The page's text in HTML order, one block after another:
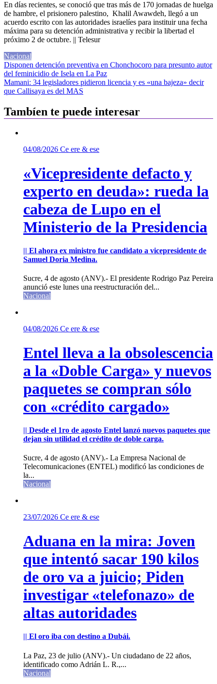
En días recientes, se conoció que tras más de 170 jornadas de huelga
de hambre, el prisionero palestino, Khalil Awawdeh, llegó a un
acuerdo escrito con las autoridades israelíes para instituir una fecha
máxima para su detención administrativa y recibir la libertad el
próximo 2 de octubre. || Telesur
Nacional
Navegación
de
entradas
Disponen detención preventiva en Chonchocoro para presunto autor
del feminicidio de Isela en La Paz
Mamani: 34 legisladores pidieron licencia y es «una bajeza» decir
que Callisaya es del MAS
Tambíen te puede interesar
04/08/2026 Ce ere & ese
«Vicepresidente defacto y
experto en deuda»: rueda la
cabeza de Lupo en el
Ministerio de la Presidencia
|| El ahora ex ministro fue candidato a vicepresidente de
Samuel Doria Medina.
Sucre, 4 de agosto (ANV).- El presidente Rodrigo Paz Pereira
anunció este lunes una reestructuración del...
Nacional
04/08/2026 Ce ere & ese
Entel lleva a la obsolescencia
a la «Doble Carga» y nuevos
paquetes se compran sólo
con «crédito cargado»
|| Desde el 1ro de agosto Entel lanzó nuevos paquetes que
dejan sin utilidad el crédito de doble carga.
Sucre, 4 de agosto (ANV).- La Empresa Nacional de
Telecomunicaciones (ENTEL) modificó las condiciones de
la...
Nacional
23/07/2026 Ce ere & ese
Aduana en la mira: Joven
que intentó sacar 190 kilos
de oro va a juicio; Piden
investigar «telefonazo» de
altas autoridades
|| El oro iba con destino a Dubái.
La Paz, 23 de julio (ANV).- Un ciudadano de 22 años,
identificado como Adrián L. R.,...
Nacional